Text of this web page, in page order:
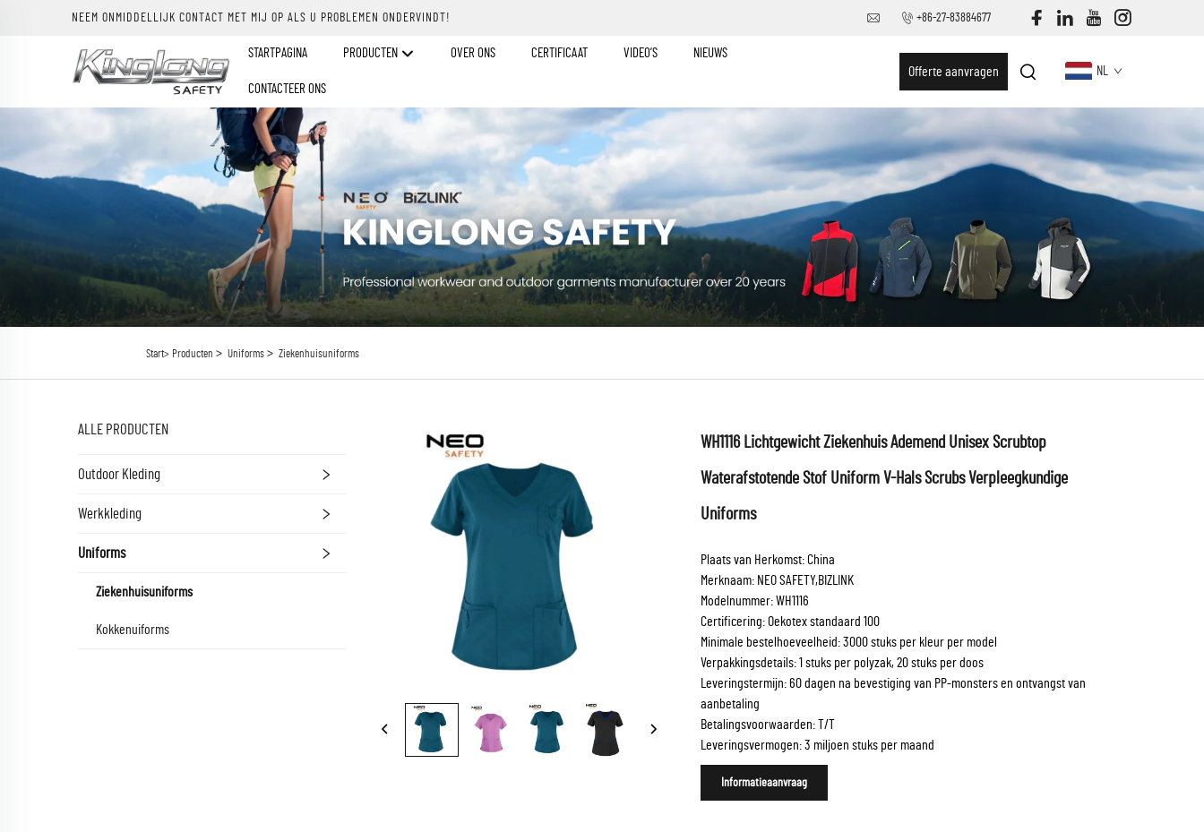
NEEM ONMIDDELLIJK CONTACT MET MIJ OP ALS U PROBLEMEN ONDERVINDT! +86-27-83884677
STARTPAGINA PRODUCTEN OVER ONS CERTIFICAAT VIDEO’S NIEUWS
CONTACTEER ONS
Offerte aanvragen NL
Start> Producten > Uniforms> Ziekenhuisuniforms
ALLE PRODUCTEN
Outdoor Kleding
Werkkleding
Uniforms
Ziekenhuisuniforms
Kokkenuiforms
WH1116 Lichtgewicht Ziekenhuis Ademend Unisex Scrubtop
Waterafstotende Stof Uniform V-Hals Scrubs Verpleegkundige
Uniforms
Plaats van Herkomst: China
Merknaam: NEO SAFETY,BIZLINK
Modelnummer: WH1116
Certificering: Oekotex standaard 100
Minimale bestelhoeveelheid: 3000 stuks per kleur per model
Verpakkingsdetails: 1 stuks per polyzak, 20 stuks per doos
Leveringstermijn: 60 dagen na bevestiging van PP-monsters en ontvangst van
aanbetaling
Betalingsvoorwaarden: T/T
Leveringsvermogen: 3 miljoen stuks per maand
Informatieaanvraag